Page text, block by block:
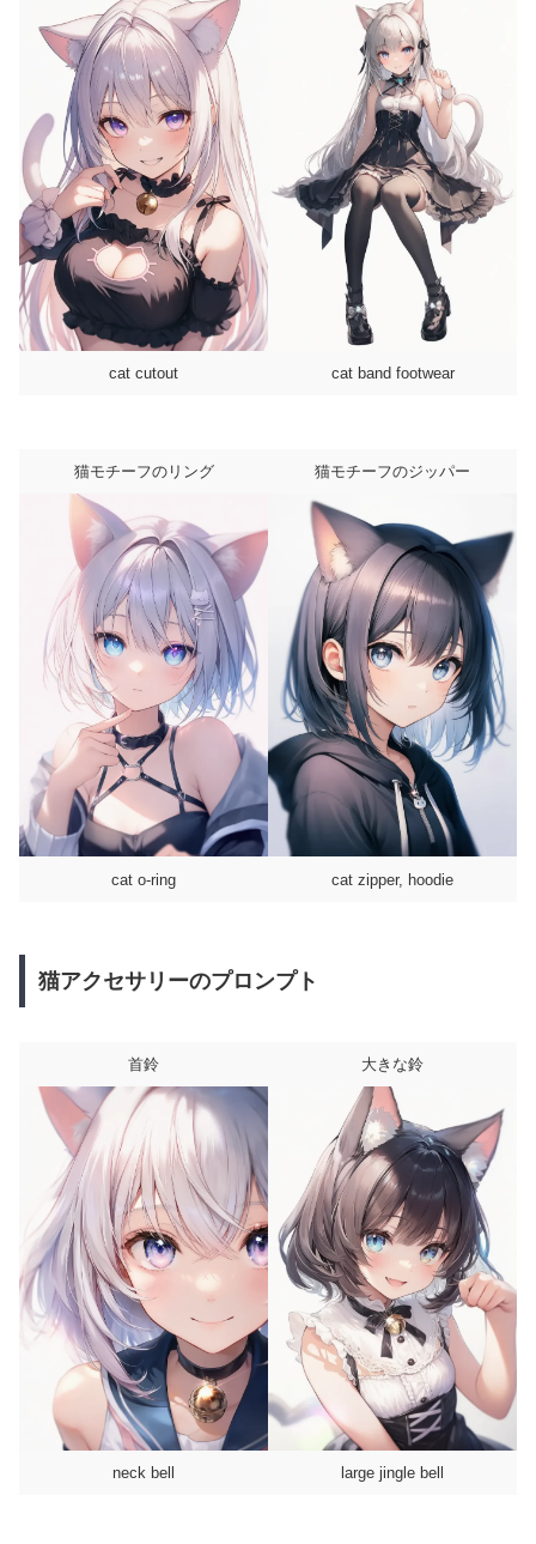
cat cutout cat band footwear
猫モチーフのリング
cat o-ring
猫モチーフのジッパー
cat zipper, hoodie
猫アクセサリーのプロンプト
首鈴
neck bell
大きな鈴
large jingle bell